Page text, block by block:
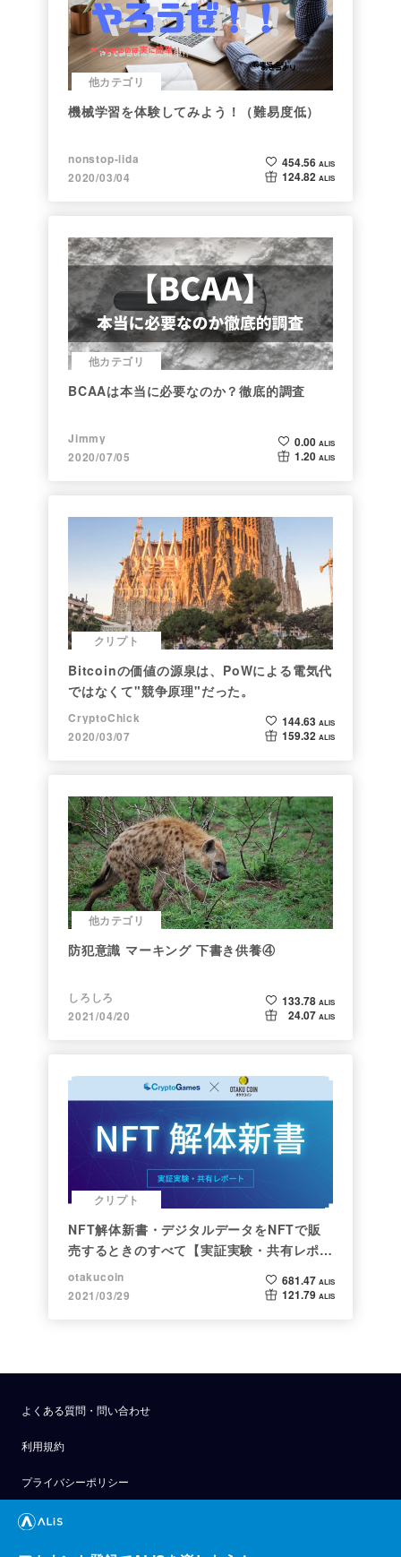
他カテゴリ
機械学習を体験してみよう！（難易度低）
nonstop-iida
2020/03/04
454.56 ALIS
124.82 ALIS
他カテゴリ
BCAAは本当に必要なのか？徹底的調査
Jimmy
2020/07/05
0.00 ALIS
1.20 ALIS
クリプト
Bitcoinの価値の源泉は、PoWによる電気代
ではなくて"競争原理"だった。
CryptoChick
2020/03/07
144.63 ALIS
159.32 ALIS
他カテゴリ
防犯意識 マーキング 下書き供養④
しろしろ
2021/04/20
133.78 ALIS
24.07 ALIS
クリプト
NFT解体新書・デジタルデータをNFTで販
売するときのすべて【実証実験・共有レポー
ト】
otakucoin
2021/03/29
681.47 ALIS
121.79 ALIS
よくある質問・問い合わせ
利用規約
プライバシーポリシー
公式アナウンス
技術ブログ